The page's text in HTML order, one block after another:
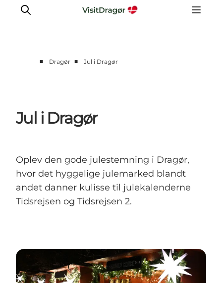
Byliv & Mad
Natur & Friluftsliv
Praktisk
■ Dragør ■ Jul i Dragør
Jul i Dragør
Oplev den gode julestemning i Dragør,
hvor det hyggelige julemarked blandt
andet danner kulisse til julekalenderne
Tidsrejsen og Tidsrejsen 2.